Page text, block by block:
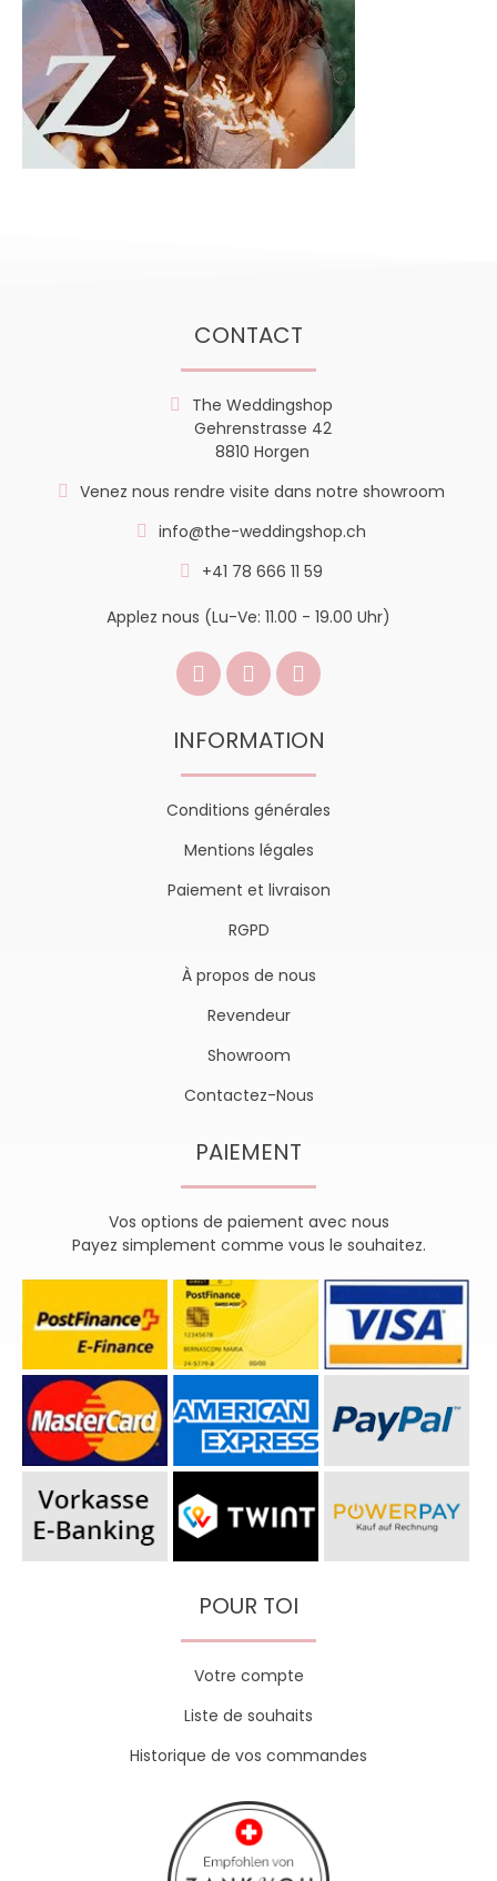
CONTACT
The Weddingshop
Gehrenstrasse 42
8810 Horgen
Venez nous rendre visite dans notre showroom
info@the-weddingshop.ch
+41 78 666 11 59
Applez nous (Lu-Ve: 11.00 - 19.00 Uhr)
INFORMATION
Conditions générales
Mentions légales
Paiement et livraison
RGPD
À propos de nous
Revendeur
Showroom
Contactez-Nous
PAIEMENT
Vos options de paiement avec nous
Payez simplement comme vous le souhaitez.
POUR TOI
Votre compte
Liste de souhaits
Historique de vos commandes